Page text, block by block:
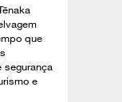
que
segurança
e